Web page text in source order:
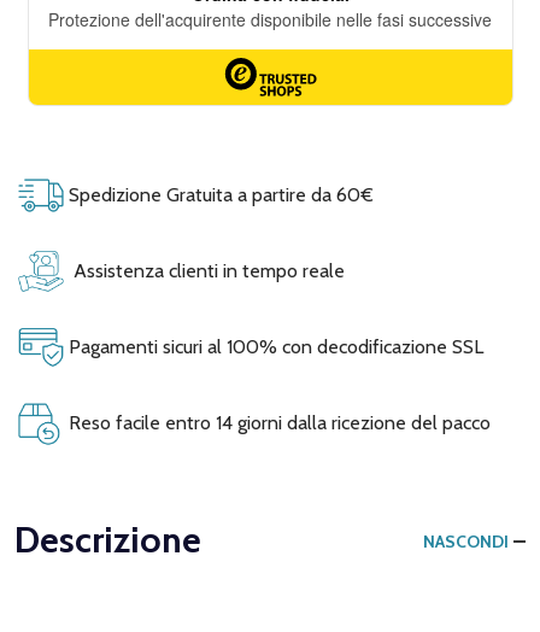
Spedizione Gratuita a partire da 60€
Assistenza clienti in tempo reale
Pagamenti sicuri al 100% con decodificazione SSL
Reso facile entro 14 giorni dalla ricezione del pacco
Descrizione NASCONDI